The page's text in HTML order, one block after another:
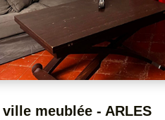
meublée - ARLES